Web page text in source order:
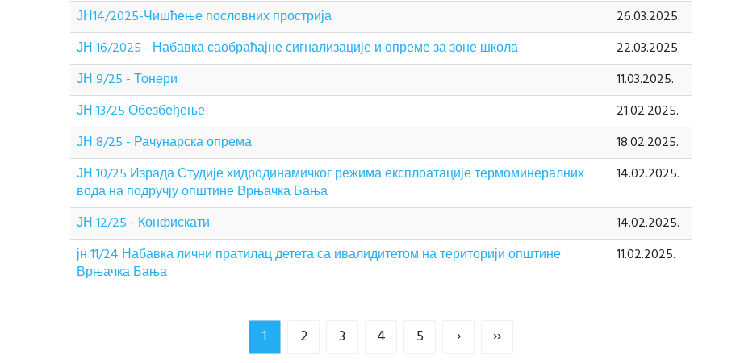
ЈН14/2025-Чишћење пословних прострија
26.03.2025.
ЈН 16/2025 - Набавка саобраћајне сигнализације и опреме за зоне школа
22.03.2025.
ЈН 9/25 - Тонери
11.03.2025.
ЈН 13/25 Обезбеђење
21.02.2025.
ЈН 8/25 - Рачунарска опрема
18.02.2025.
ЈН 10/25 Израда Студије хидродинамичког режима експлоатације термоминералних
вода на подручју општине Врњачка Бања
14.02.2025.
ЈН 12/25 - Конфискати
14.02.2025.
јн 11/24 Набавка лични пратилац детета са ивалидитетом на територији општине
Врњачка Бања
11.02.2025.
1 2 3 4 5 › ››